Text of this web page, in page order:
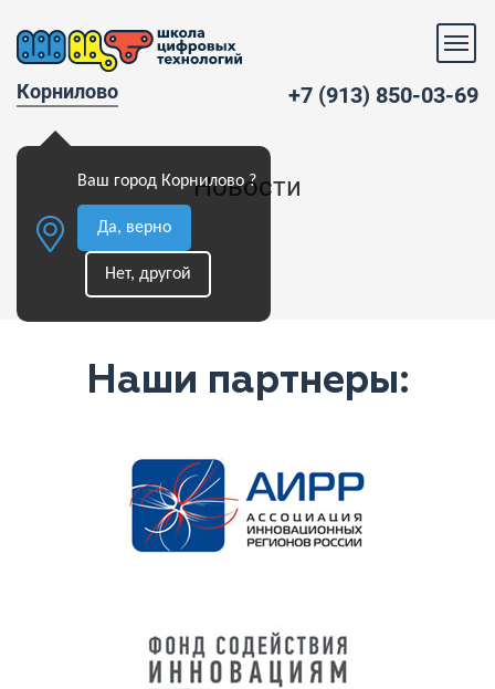
Корнилово
Ваш город Корнилово ?
Да, верно
Нет, другой
+7 (913) 850-03-69
Новости
Наши партнеры: